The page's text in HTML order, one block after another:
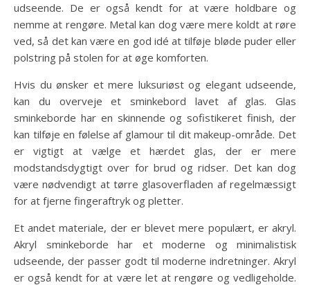
udseende. De er også kendt for at være holdbare og
nemme at rengøre. Metal kan dog være mere koldt at røre
ved, så det kan være en god idé at tilføje bløde puder eller
polstring på stolen for at øge komforten.
Hvis du ønsker et mere luksuriøst og elegant udseende,
kan du overveje et sminkebord lavet af glas. Glas
sminkeborde har en skinnende og sofistikeret finish, der
kan tilføje en følelse af glamour til dit makeup-område. Det
er vigtigt at vælge et hærdet glas, der er mere
modstandsdygtigt over for brud og ridser. Det kan dog
være nødvendigt at tørre glasoverfladen af regelmæssigt
for at fjerne fingeraftryk og pletter.
Et andet materiale, der er blevet mere populært, er akryl.
Akryl sminkeborde har et moderne og minimalistisk
udseende, der passer godt til moderne indretninger. Akryl
er også kendt for at være let at rengøre og vedligeholde.